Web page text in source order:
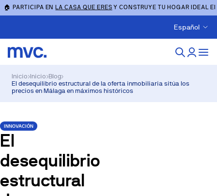
🏠 PARTICIPA ENLA CASA QUE ERES Y CONSTRUYE TU HOGAR IDEAL
Español
Inicio›Inicio›Blog›
El desequilibrio estructural de la oferta inmobiliaria sitúa los
precios en Málaga en máximos históricos
INNOVACIÓN
El
desequilibrio
estructural